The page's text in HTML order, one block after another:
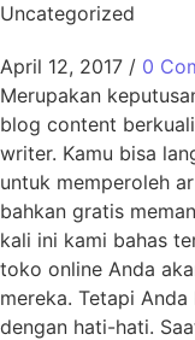
Uncategorized
April 12, 2017 / 0
Merupakan
blog content
writer. Kamu bisa
untuk memperoleh
bahkan gratis
kali ini kami bahas
toko online Anda
mereka. Tetapi
dengan hati-hati.